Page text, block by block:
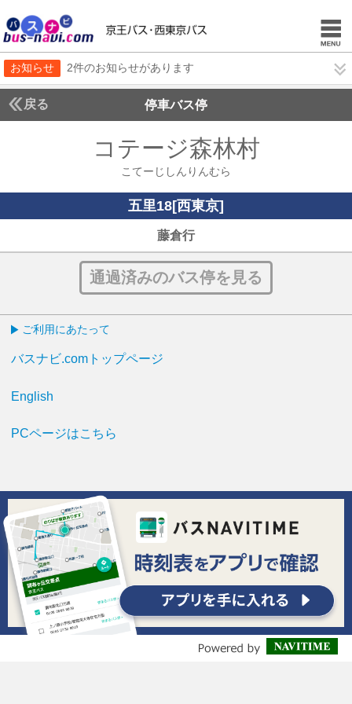
お知らせ 2件のお知らせがあります
戻る 停車バス停
コテージ森林村
こてーじしんりんむら
五里18[西東京]
藤倉行
通過済みのバス停を見る
ご利用にあたって
バスナビ.comトップページ
English
PCページはこちら